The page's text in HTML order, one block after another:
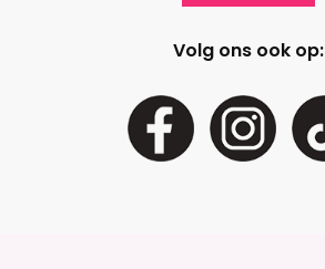
Volg ons ook op: